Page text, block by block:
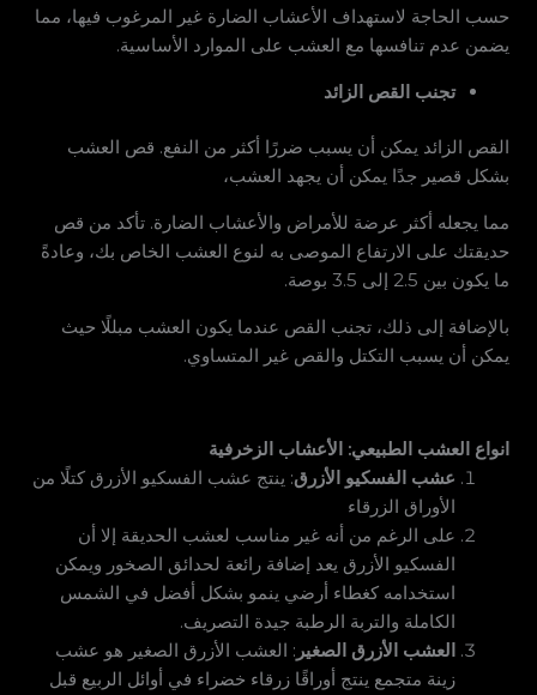
حسب الحاجة لاستهداف الأعشاب الضارة غير المرغوب فيها، مما
يضمن عدم تنافسها مع العشب على الموارد الأساسية.
تجنب القص الزائد
القص الزائد يمكن أن يسبب ضررًا أكثر من النفع. قص العشب
بشكل قصير جدًا يمكن أن يجهد العشب،
مما يجعله أكثر عرضة للأمراض والأعشاب الضارة. تأكد من قص
حديقتك على الارتفاع الموصى به لنوع العشب الخاص بك، وعادةً
ما يكون بين 2.5 إلى 3.5 بوصة.
بالإضافة إلى ذلك، تجنب القص عندما يكون العشب مبللًا حيث
يمكن أن يسبب التكتل والقص غير المتساوي.
انواع العشب الطبيعي: الأعشاب الزخرفية
عشب الفسكيو الأزرق: ينتج عشب الفسكيو الأزرق كتلًا من
الأوراق الزرقاء
على الرغم من أنه غير مناسب لعشب الحديقة إلا أن
الفسكيو الأزرق يعد إضافة رائعة لحدائق الصخور ويمكن
استخدامه كغطاء أرضي ينمو بشكل أفضل في الشمس
الكاملة والتربة الرطبة جيدة التصريف.
العشب الأزرق الصغير : العشب الأزرق الصغير هو عشب
زينة متجمع ينتج أوراقًا زرقاء خضراء في أوائل الربيع قبل